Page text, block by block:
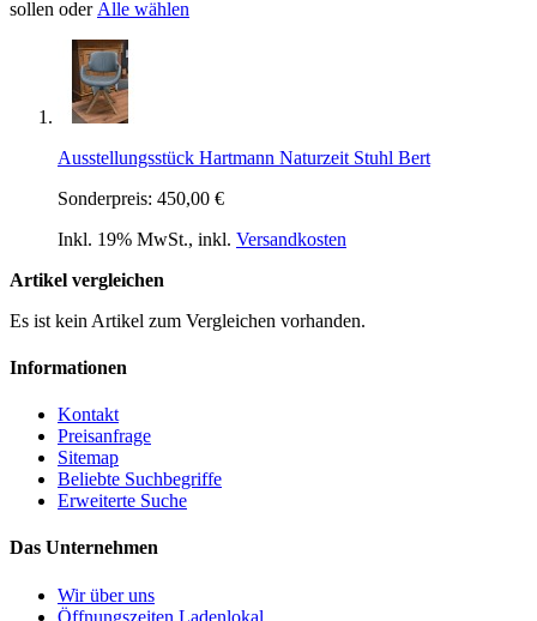
sollen oder Alle wählen
Ausstellungsstück Hartmann Naturzeit Stuhl Bert
Sonderpreis: 450,00 €
Inkl. 19% MwSt., inkl. Versandkosten
Artikel vergleichen
Es ist kein Artikel zum Vergleichen vorhanden.
Informationen
Kontakt
Preisanfrage
Sitemap
Beliebte Suchbegriffe
Erweiterte Suche
Das Unternehmen
Wir über uns
Öffnungszeiten Ladenlokal